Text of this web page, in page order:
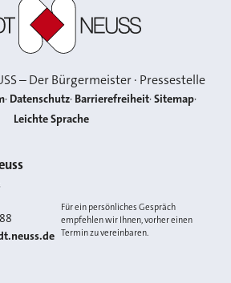
– Der Bürgermeister · Pressestelle
Datenschutz Barrierefreiheit Sitemap
Leichte Sprache
Für ein persönliches Gespräch
empfehlen wir Ihnen, vorher einen
Termin zu vereinbaren.